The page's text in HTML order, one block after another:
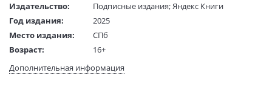
Издательство: Подписные издания;Яндекс Книги
Год издания:
2025
Место издания:
СПб
Возраст:
16+
Язык текста:
русский
Дополнительная информация